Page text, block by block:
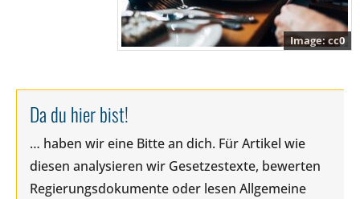
cc0
Da du hier bist!
… haben wir eine Bitte an dich. Für Artikel wie
diesen analysieren wir Gesetzestexte, bewerten
Regierungsdokumente oder lesen Allgemeine